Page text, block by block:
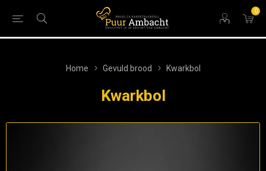
0
Home Gevuld brood Kwarkbol
Kwarkbol